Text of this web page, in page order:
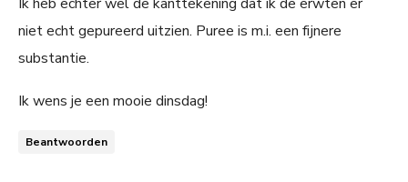
niet echt gepureerd uitzien. Puree is m.i. een fijnere
substantie.
Ik wens je een mooie dinsdag!
Beantwoorden